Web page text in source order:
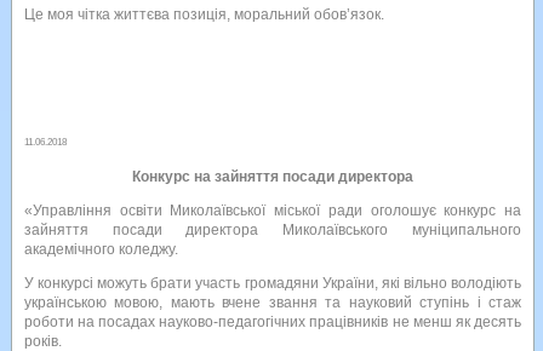
Це моя чітка життєва позиція, моральний обов’язок.
11.06.2018
Конкурс на зайняття посади директора
«Управління освіти Миколаївської міської ради оголошує конкурс на
зайняття посади директора Миколаївського муніципального
академічного коледжу.
У конкурсі можуть брати участь громадяни України, які вільно володіють
українською мовою, мають вчене звання та науковий ступінь і стаж
роботи на посадах науково-педагогічних працівників не менш як десять
років.